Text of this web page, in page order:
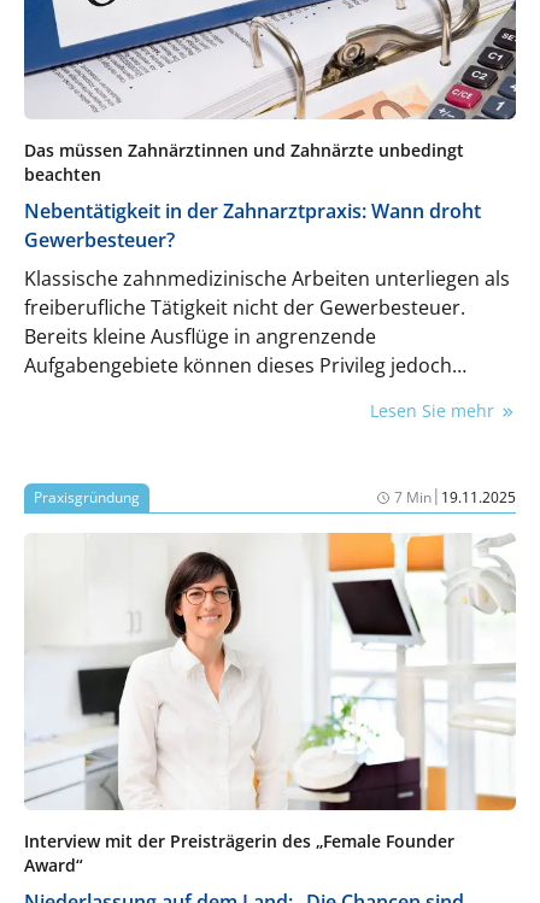
Das müssen Zahnärztinnen und Zahnärzte unbedingt
beachten
Nebentätigkeit in der Zahnarztpraxis: Wann droht
Gewerbesteuer?
Klassische zahnmedizinische Arbeiten unterliegen als
freiberufliche Tätigkeit nicht der Gewerbesteuer.
Bereits kleine Ausflüge in angrenzende
Aufgabengebiete können dieses Privileg jedoch
Lesen Sie mehr
Praxisgründung 7 Min| 19.11.2025
Interview mit der Preisträgerin des „Female Founder
Award“